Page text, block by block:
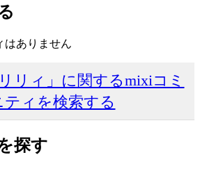
はありません
リィ」に関するmixiコミ
ティを検索する
探す